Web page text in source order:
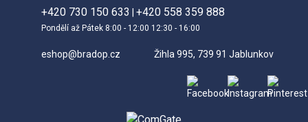
+420 730 150 633 +420 558 359 888
Pondělí až Pátek 8:00 - 12:00 12:30 - 16:00
eshop@bradop.cz Žihla 995, 739 91 Jablunkov